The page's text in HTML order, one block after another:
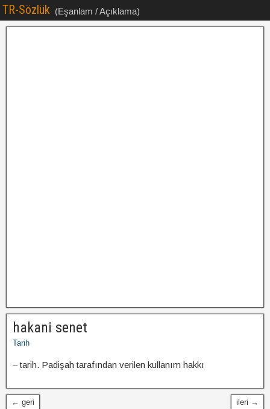
TR-Sözlük (Eşanlam / Açıklama)
hakani senet
Tarih
– tarih. Padişah tarafından verilen kullanım hakkı
← geri ileri →